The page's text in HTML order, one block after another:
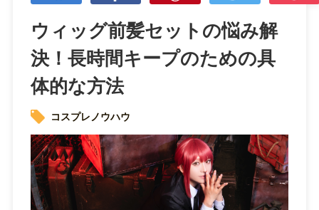
ウィッグ前髪セットの悩み解
決！長時間キープのための具
体的な方法
コスプレノウハウ